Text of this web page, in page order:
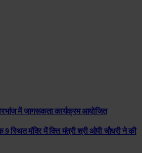
में जागरूकता कार्यक्रम आयोजित
9 स्थित मंदिर में वित्त मंत्री श्री ओपी चौधरी ने की